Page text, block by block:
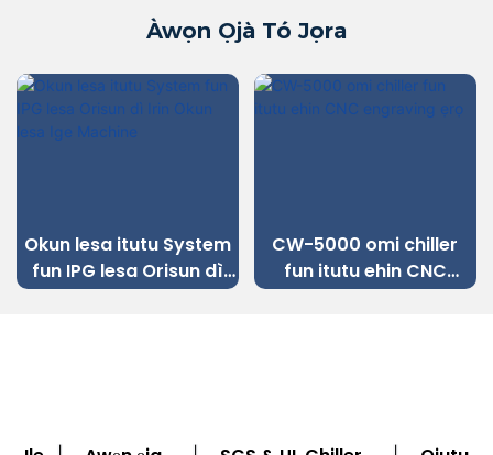
Àwọn Ọjà Tó Jọra
Okun lesa itutu System
fun IPG lesa Orisun dì
Irin Okun lesa Ige
CW-5000 omi chiller
fun itutu ehin CNC
engraving ẹrọ